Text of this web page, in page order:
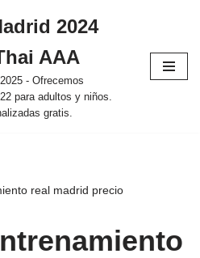
2024
AAA
- Ofrecemos
para adultos y niños.
gratis.
real madrid precio